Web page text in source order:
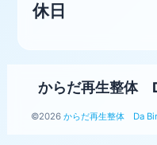
休日
からだ再生整体
©2026 からだ再生整体 Da